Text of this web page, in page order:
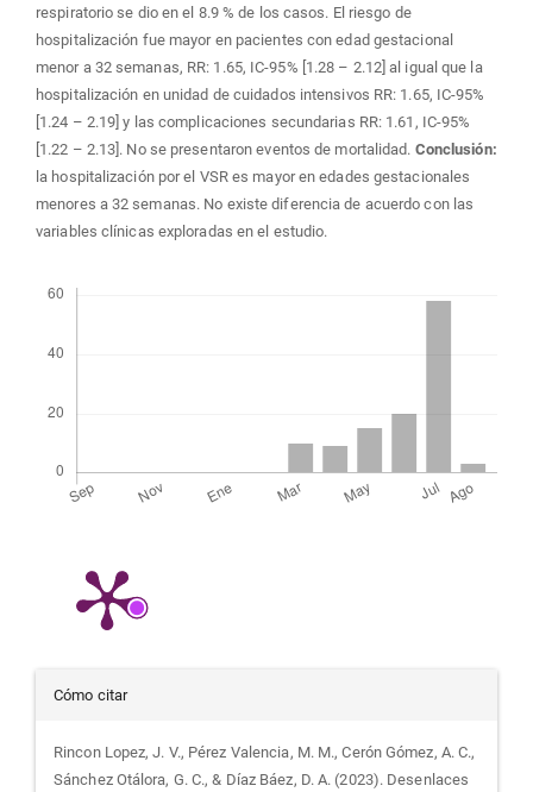
respiratorio se dio en el 8.9 % de los casos. El riesgo de
hospitalización fue mayor en pacientes con edad gestacional
menor a 32 semanas, RR: 1.65, IC-95% [1.28 – 2.12] al igual que la
hospitalización en unidad de cuidados intensivos RR: 1.65, IC-95%
[1.24 – 2.19] y las complicaciones secundarias RR: 1.61, IC-95%
[1.22 – 2.13]. No se presentaron eventos de mortalidad. Conclusión:
la hospitalización por el VSR es mayor en edades gestacionales
menores a 32 semanas. No existe diferencia de acuerdo con las
variables clínicas exploradas en el estudio.
Detalles
del
Cómo citar
Rincon Lopez, J. V., Pérez Valencia, M. M., Cerón Gómez, A. C.,
Sánchez Otálora, G. C., & Díaz Báez, D. A. (2023). Desenlaces